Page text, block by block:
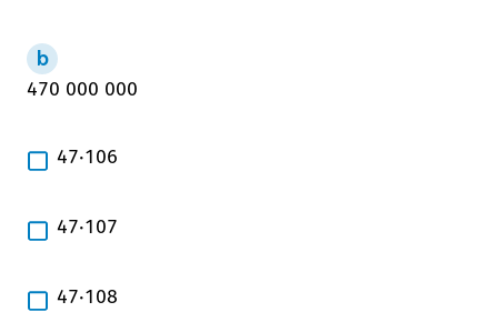
470 000 000
47⋅106
47⋅107
47⋅108